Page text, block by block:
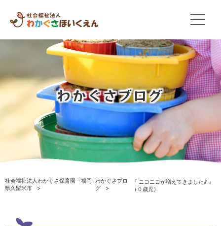
わかぐさブログ
社会福祉法人わかぐさ保育園 - 福岡
県久留米市
わかぐさブロ
グ
『 ニコニコが増えてきました♪ 』
（０歳児）